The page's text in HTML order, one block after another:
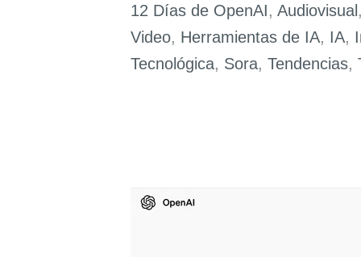
de
la
IA
12 Días de OpenAI, Audiovisual ,
Video, Herramientas de IA, IA,
Tecnológica, Sora, Tendencias,